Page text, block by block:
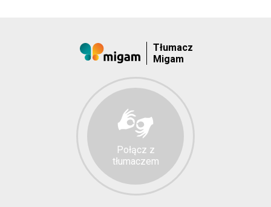
Tłumacz
Migam
Połącz z
tłumaczem